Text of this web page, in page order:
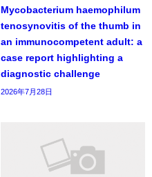
Mycobacterium haemophilum
tenosynovitis of the thumb in
an immunocompetent adult: a
case report highlighting a
diagnostic challenge
2026年7月28日